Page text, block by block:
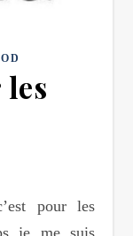
les
je me suis